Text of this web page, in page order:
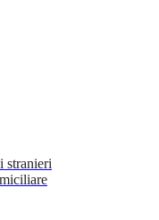
stranieri